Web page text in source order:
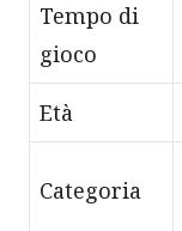
Tempo di
gioco
Età
Categoria